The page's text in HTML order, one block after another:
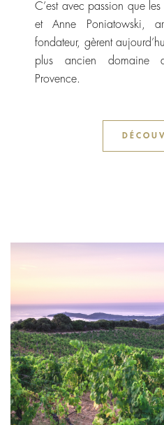
C’est avec passion que
et Anne Poniatowski,
fondateur, gèrent
plus ancien domaine
Provence.